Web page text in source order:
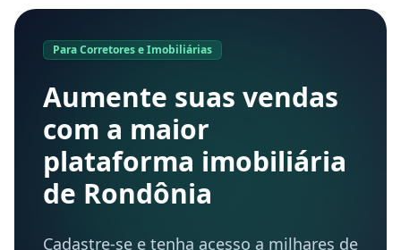
Para Corretores e Imobiliárias
Aumente suas vendas
com a maior
plataforma imobiliária
de Rondônia
Cadastre-se e tenha acesso a milhares de